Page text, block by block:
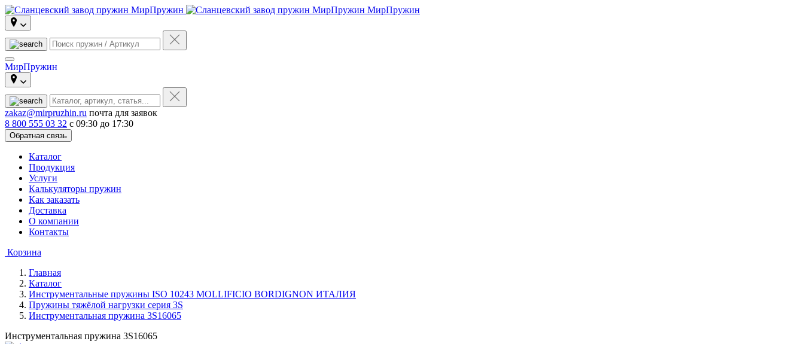
МирПружин
МирПружин
zakaz@mirpruzhin.ru почта для заявок
8 800 555 03 32 с 09:30 до 17:30
Обратная связь
Каталог
Продукция
Услуги
Калькуляторы пружин
Как заказать
Доставка
О компании
Контакты
Корзина
Главная
Каталог
Инструментальные пружины ISO 10243 MOLLIFICIO BORDIGNON ИТАЛИЯ
Пружины тяжёлой нагрузки серия 3S
Инструментальная пружина 3S16065
Инструментальная пружина 3S16065